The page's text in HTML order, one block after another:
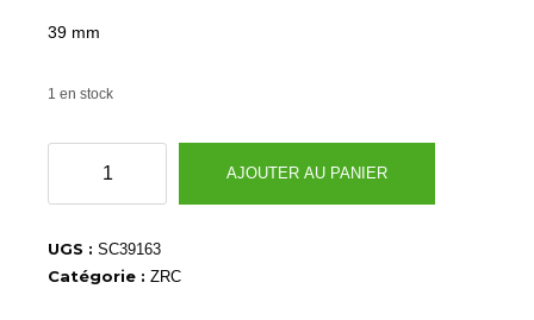
39 mm
1 en stock
SC39163
AJOUTER AU PANIER
UGS : SC39163
Catégorie : ZRC